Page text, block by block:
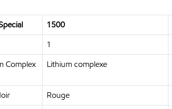
1500
1
Complex
Lithium complexe
Rouge